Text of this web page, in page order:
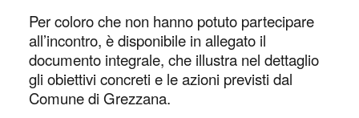
Per coloro che non hanno potuto partecipare
all’incontro, è disponibile in allegato il
documento integrale, che illustra nel dettaglio
gli obiettivi concreti e le azioni previsti dal
Comune di Grezzana.